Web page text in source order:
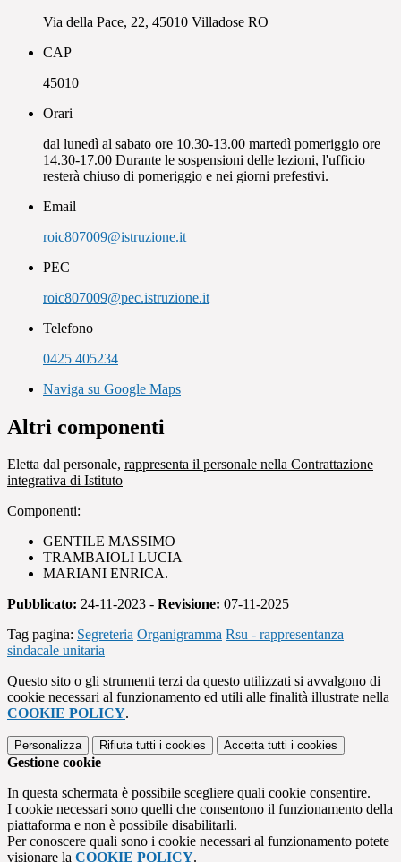
Via della Pace, 22, 45010 Villadose RO
CAP
45010
Orari
dal lunedì al sabato ore 10.30-13.00 martedì pomeriggio ore
14.30-17.00 Durante le sospensioni delle lezioni, l'ufficio
resterà chiuso di pomeriggio e nei giorni prefestivi.
Email
roic807009@istruzione.it
PEC
roic807009@pec.istruzione.it
Telefono
0425 405234
Naviga su Google Maps
Altri componenti
Eletta dal personale, rappresenta il personale nella Contrattazione
integrativa di Istituto
Componenti:
GENTILE MASSIMO
TRAMBAIOLI LUCIA
MARIANI ENRICA.
Pubblicato: 24-11-2023 - Revisione: 07-11-2025
Tag pagina: Segreteria Organigramma Rsu - rappresentanza
sindacale unitaria
Questo sito o gli strumenti terzi da questo utilizzati si avvalgono di
cookie necessari al funzionamento ed utili alle finalità illustrate nella
COOKIE POLICY.
Personalizza Rifiuta tutti i cookies Accetta tutti i cookies
Gestione cookie
In questa schermata è possibile scegliere quali cookie consentire.
I cookie necessari sono quelli che consentono il funzionamento della
piattaforma e non è possibile disabilitarli.
Per conoscere quali sono i cookie necessari al funzionamento potete
visionare la COOKIE POLICY.